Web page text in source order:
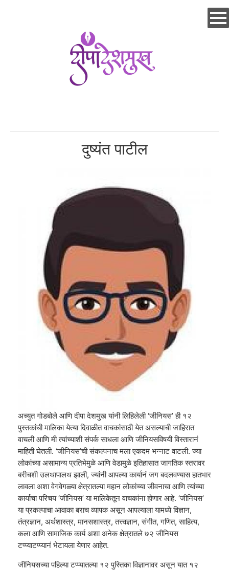
दुष्यंत पाटील
अच्युत गोडबोले आणि दीपा देशमुख यांनी लिहिलेली ‘जीनियस’ ही १२
पुस्तकांची मालिका येत्या दिवाळीत वाचकांसाठी येत असल्याची जाहिरात
वाचली आणि मी त्यांच्याशी संपर्क साधला आणि जीनियसविषयी विस्तारानं
माहिती घेतली. ‘जीनियस’ची संकल्पनाच मला एकदम भन्नाट वाटली. ज्या
लोकांच्या असामान्य प्रतिभेमुळे आणि वेडामुळे इतिहासात जागतिक स्तरावर
बरीचशी उलथापालथ झाली, ज्यांनी आपल्या कार्यानं जग बदलवण्यास हातभार
लावला अशा वेगवेगळ्या क्षेत्रातल्या महान लोकांच्या जीवनाचा आणि त्यांच्या
कार्याचा परिचय ‘जीनियस’ या मालिकेतून वाचकांना होणार आहे. ‘जीनियस’
या प्रकल्पाचा आवाका बराच व्यापक असून आपल्याला यामध्ये विज्ञान,
तंत्रज्ञान, अर्थशास्त्र, मानसशास्त्र, तत्त्वज्ञान, संगीत, गणित, साहित्य,
कला आणि सामाजिक कार्य अशा अनेक क्षेत्रातले ७२ जीनियस
टप्प्याटप्प्यानं भेटायला येणार आहेत.
जीनियसच्या पहिल्या टप्प्यातल्या १२ पुस्तिका विज्ञानावर असून यात १२